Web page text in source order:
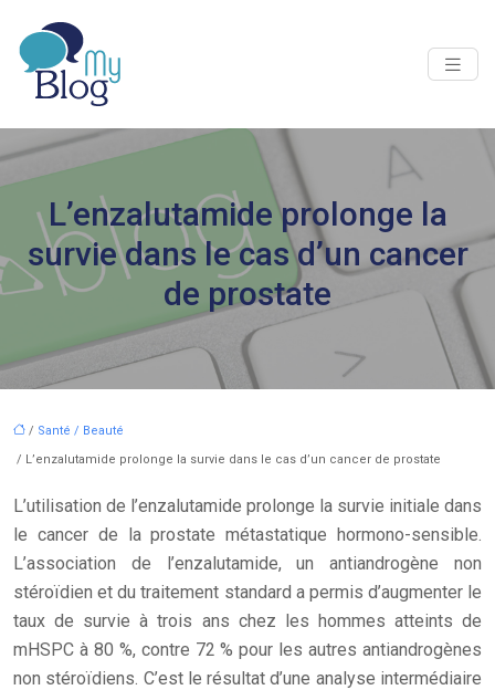
L’enzalutamide prolonge la
survie dans le cas d’un cancer
de prostate
/ Santé / Beauté
/ L’enzalutamide prolonge la survie dans le cas d’un cancer de prostate
L’utilisation de l’enzalutamide prolonge la survie initiale dans
le cancer de la prostate métastatique hormono-sensible.
L’association de l’enzalutamide, un antiandrogène non
stéroïdien et du traitement standard a permis d’augmenter le
taux de survie à trois ans chez les hommes atteints de
mHSPC à 80 %, contre 72 % pour les autres antiandrogènes
non stéroïdiens. C’est le résultat d’une analyse intermédiaire